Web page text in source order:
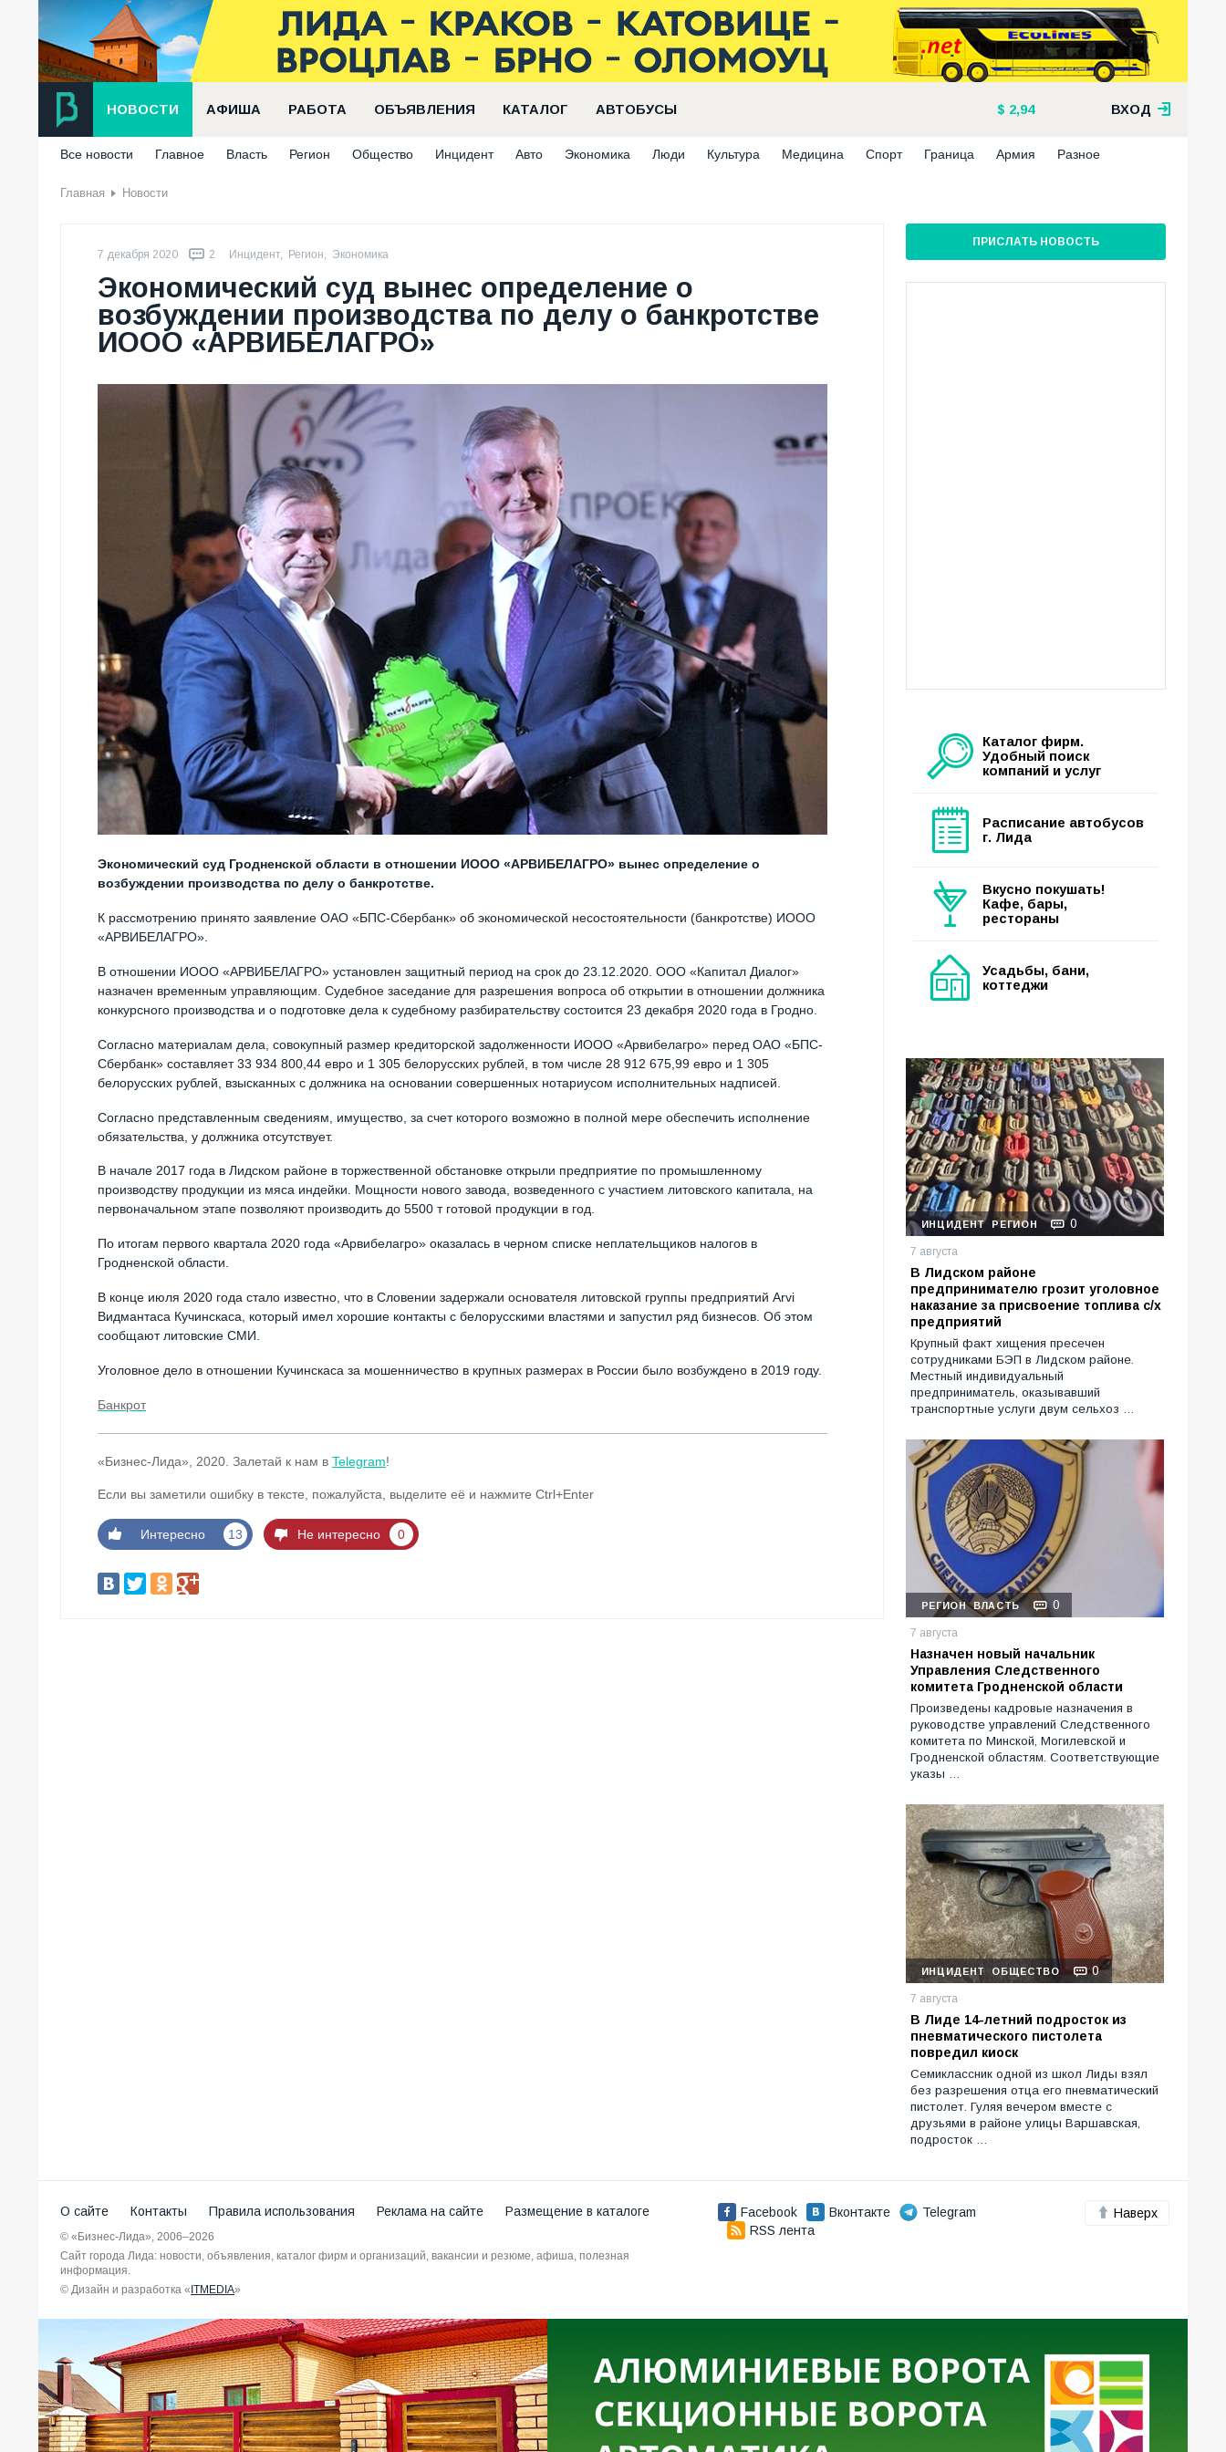
НОВОСТИ АФИША РАБОТА ОБЪЯВЛЕНИЯ КАТАЛОГ АВТОБУСЫ 2,94 ВХОД
Все новости Главное Власть Регион Общество Инцидент Авто Экономика Люди Культура Медицина Спорт Граница Армия Разное
Главная Новости
7 декабря 2020 2 Инцидент, Регион, Экономика
Экономический суд вынес определение о
возбуждении производства по делу о банкротстве
ИООО «АРВИБЕЛАГРО»
Экономический суд Гродненской области в отношении ИООО «АРВИБЕЛАГРО» вынес определение о
возбуждении производства по делу о банкротстве.
К рассмотрению принято заявление ОАО «БПС-Сбербанк» об экономической несостоятельности (банкротстве) ИООО
«АРВИБЕЛАГРО».
В отношении ИООО «АРВИБЕЛАГРО» установлен защитный период на срок до 23.12.2020. ООО «Капитал Диалог»
назначен временным управляющим. Судебное заседание для разрешения вопроса об открытии в отношении должника
конкурсного производства и о подготовке дела к судебному разбирательству состоится 23 декабря 2020 года в Гродно.
Согласно материалам дела, совокупный размер кредиторской задолженности ИООО «Арвибелагро» перед ОАО «БПС-
Сбербанк» составляет 33 934 800,44 евро и 1 305 белорусских рублей, в том числе 28 912 675,99 евро и 1 305
белорусских рублей, взысканных с должника на основании совершенных нотариусом исполнительных надписей.
Согласно представленным сведениям, имущество, за счет которого возможно в полной мере обеспечить исполнение
обязательства, у должника отсутствует.
В начале 2017 года в Лидском районе в торжественной обстановке открыли предприятие по промышленному
производству продукции из мяса индейки. Мощности нового завода, возведенного с участием литовского капитала, на
первоначальном этапе позволяют производить до 5500 т готовой продукции в год.
По итогам первого квартала 2020 года «Арвибелагро» оказалась в черном списке неплательщиков налогов в
Гродненской области.
В конце июля 2020 года стало известно, что в Словении задержали основателя литовской группы предприятий Arvi
Видмантаса Кучинскаса, который имел хорошие контакты с белорусскими властями и запустил ряд бизнесов. Об этом
сообщают литовские СМИ.
Уголовное дело в отношении Кучинскаса за мошенничество в крупных размерах в России было возбуждено в 2019 году.
Банкрот
«Бизнес-Лида», 2020. Залетай к нам в Telegram!
Если вы заметили ошибку в тексте, пожалуйста, выделите её и нажмите Ctrl+Enter
Интересно 13 Не интересно 0
ПРИСЛАТЬ НОВОСТЬ
Каталог фирм.
Удобный поиск
компаний и услуг
Расписание автобусов
г. Лида
Вкусно покушать!
Кафе, бары,
рестораны
Усадьбы, бани,
коттеджи
ИНЦИДЕНТ РЕГИОН 0
7 августа
В Лидском районе
предпринимателю грозит уголовное
наказание за присвоение топлива с/х
предприятий
Крупный факт хищения пресечен
сотрудниками БЭП в Лидском районе.
Местный индивидуальный
предприниматель, оказывавший
транспортные услуги двум сельхоз …
РЕГИОН ВЛАСТЬ 0
7 августа
Назначен новый начальник
Управления Следственного
комитета Гродненской области
Произведены кадровые назначения в
руководстве управлений Следственного
комитета по Минской, Могилевской и
Гродненской областям. Соответствующие
указы …
ИНЦИДЕНТ ОБЩЕСТВО 0
7 августа
В Лиде 14-летний подросток из
пневматического пистолета
повредил киоск
Семиклассник одной из школ Лиды взял
без разрешения отца его пневматический
пистолет. Гуляя вечером вместе с
друзьями в районе улицы Варшавская,
подросток …
О сайте Контакты Правила использования Реклама на сайте Размещение в каталоге
© «Бизнес-Лида», 2006–2026
Сайт города Лида: новости, объявления, каталог фирм и организаций, вакансии и резюме, афиша, полезная
информация.
© Дизайн и разработка «ITMEDIA»
Facebook Вконтакте
Telegram
RSS лента
Наверх